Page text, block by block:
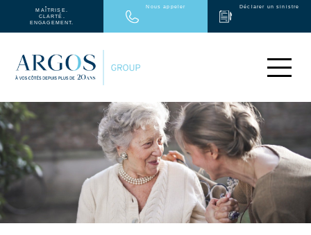
MAÎTRISE.
CLARTÉ.
ENGAGEMENT.
Nous appeler Déclarer un sinistre
PARTICULIERS
ENTREPRISES
MÉDICAL
ARGOS GROUP
PARTENAIRES
NEWS
CONTACT